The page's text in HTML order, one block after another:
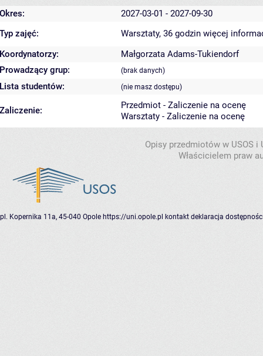
Okres:
2027-03-01 - 2027-09-30
Typ zajęć:
Warsztaty, 36 godzin więcej
Koordynatorzy:
Małgorzata Adams-Tukiendorf
Prowadzący grup:
(brak danych)
Lista studentów: (nie masz dostępu)
Zaliczenie:
Przedmiot - Zaliczenie na ocenę
Warsztaty - Zaliczenie na ocenę
Opisy przedmiotów w USOS
Właścicielem praw
pl. Kopernika 11a, 45-040 Opole https://uni.opole.pl kontakt deklaracja